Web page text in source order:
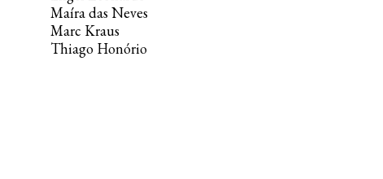
Maíra das Neves
Marc Kraus
Thiago Honório